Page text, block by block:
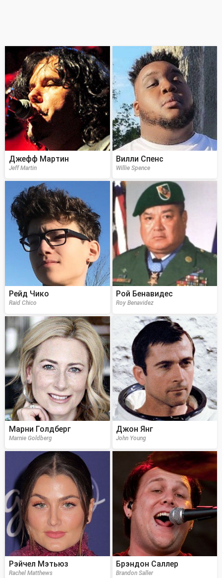
Джефф Мартин
Jeff Martin
Вилли Спенс
Willie Spence
Рейд Чико
Raid Chico
Рой Бенавидес
Roy Benavidez
Марни Голдберг
Marnie Goldberg
Джон Янг
John Young
Рэйчел Мэтьюз
Rachel Matthews
Брэндон Саллер
Brandon Saller